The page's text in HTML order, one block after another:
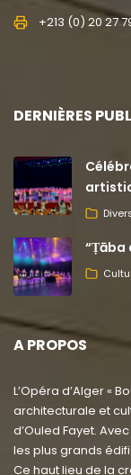
+213 (0) 20 27
DERNIÈRES
“Ṭāba
A PROPOS
L’Opéra d’Alger «
architecturale et
d’Ouled Fayet.
les plus grands
Ce haut lieu de la